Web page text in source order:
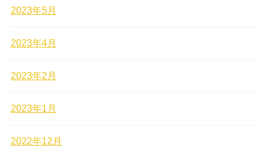
2023年5月
2023年4月
2023年2月
2023年1月
2022年12月